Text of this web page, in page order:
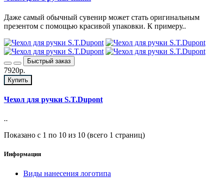
Даже самый обычный сувенир может стать оригинальным
презентом с помощью красивой упаковки. К примеру..
Быстрый заказ
7920р.
Купить
Чехол для ручки S.T.Dupont
..
Показано с 1 по 10 из 10 (всего 1 страниц)
Информация
Виды нанесения логотипа